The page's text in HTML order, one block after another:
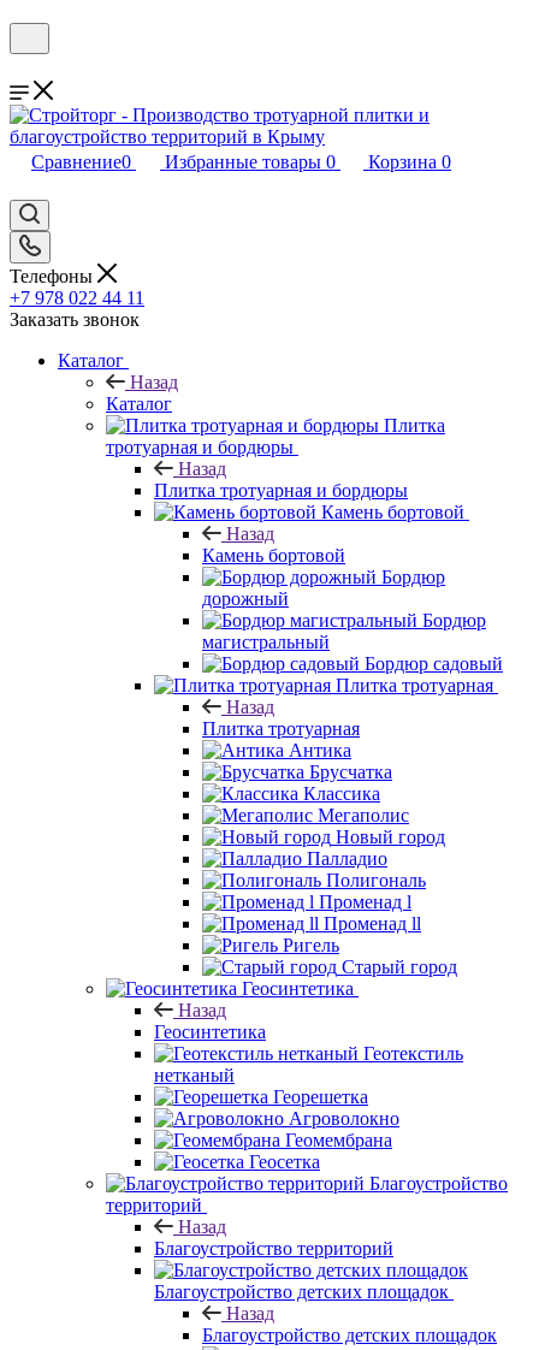
Сравнение0 Избранные товары 0 Корзина 0
Телефоны
+7 978 022 44 11
Заказать звонок
Каталог
Назад
Каталог
Плитка
тротуарная и бордюры
Назад
Плитка тротуарная и бордюры
Камень бортовой
Назад
Камень бортовой
Бордюр
дорожный
Бордюр
магистральный
Бордюр садовый
Плитка тротуарная
Назад
Плитка тротуарная
Антика
Брусчатка
Классика
Мегаполис
Новый город
Палладио
Полигональ
Променад l
Променад ll
Ригель
Старый город
Геосинтетика
Назад
Геосинтетика
Геотекстиль
нетканый
Георешетка
Агроволокно
Геомембрана
Геосетка
Благоустройство
территорий
Назад
Благоустройство территорий
Благоустройство детских площадок
Назад
Благоустройство детских площадок